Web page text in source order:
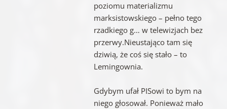
poziomu materializmu
marksistowskiego – pełno tego
rzadkiego g… w telewizjach bez
przerwy.Nieustająco tam się
dziwią, że coś się stało – to
Lemingownia.
Gdybym ufał PISowi to bym na
niego głosował. Ponieważ mało